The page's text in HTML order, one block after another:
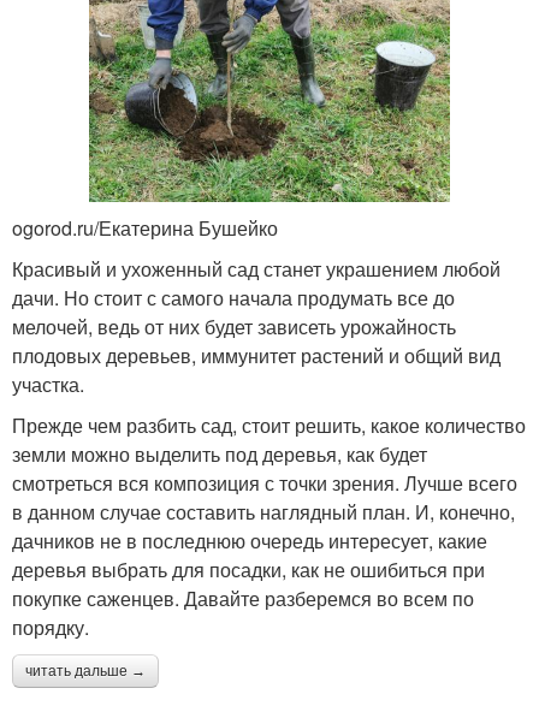
ogorod.ru/Екатерина Бушейко
Красивый и ухоженный сад станет украшением любой
дачи. Но стоит с самого начала продумать все до
мелочей, ведь от них будет зависеть урожайность
плодовых деревьев, иммунитет растений и общий вид
участка.
Прежде чем разбить сад, стоит решить, какое количество
земли можно выделить под деревья, как будет
смотреться вся композиция с точки зрения. Лучше всего
в данном случае составить наглядный план. И, конечно,
дачников не в последнюю очередь интересует, какие
деревья выбрать для посадки, как не ошибиться при
покупке саженцев. Давайте разберемся во всем по
порядку.
читать дальше →